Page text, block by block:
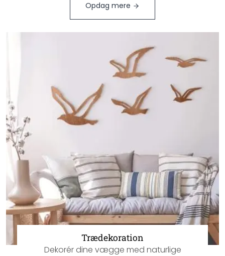
Opdag mere
Trædekoration
Dekorér dine vægge med naturlige